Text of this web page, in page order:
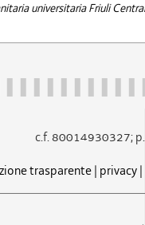
universitaria Friuli
c.f. 80014930327;
trasparente| privacy|